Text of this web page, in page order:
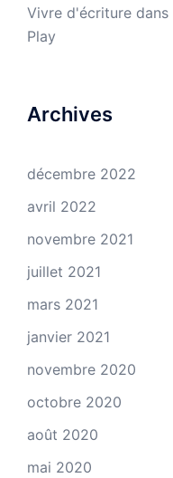
Vivre d'écriture dans
Play
Archives
décembre 2022
avril 2022
novembre 2021
juillet 2021
mars 2021
janvier 2021
novembre 2020
octobre 2020
août 2020
mai 2020